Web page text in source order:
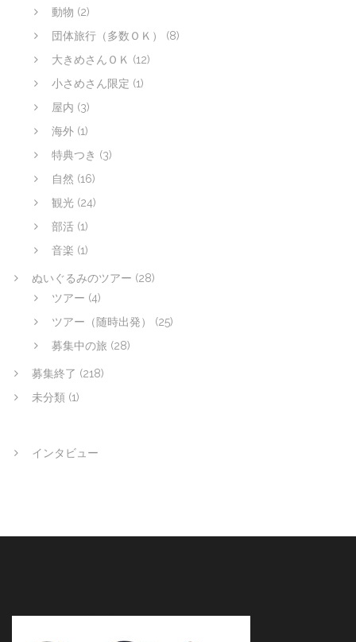
動物 (2)
団体旅行（多数ＯＫ）
(8)
大きめさんＯＫ (12)
小さめさん限定 (1)
屋内 (3)
海外 (1)
特典つき (3)
自然 (16)
観光 (24)
部活 (1)
音楽 (1)
ぬいぐるみのツアー (28)
ツアー (4)
ツアー（随時出発）
(25)
募集中の旅 (28)
募集終了 (218)
未分類 (1)
インタビュー